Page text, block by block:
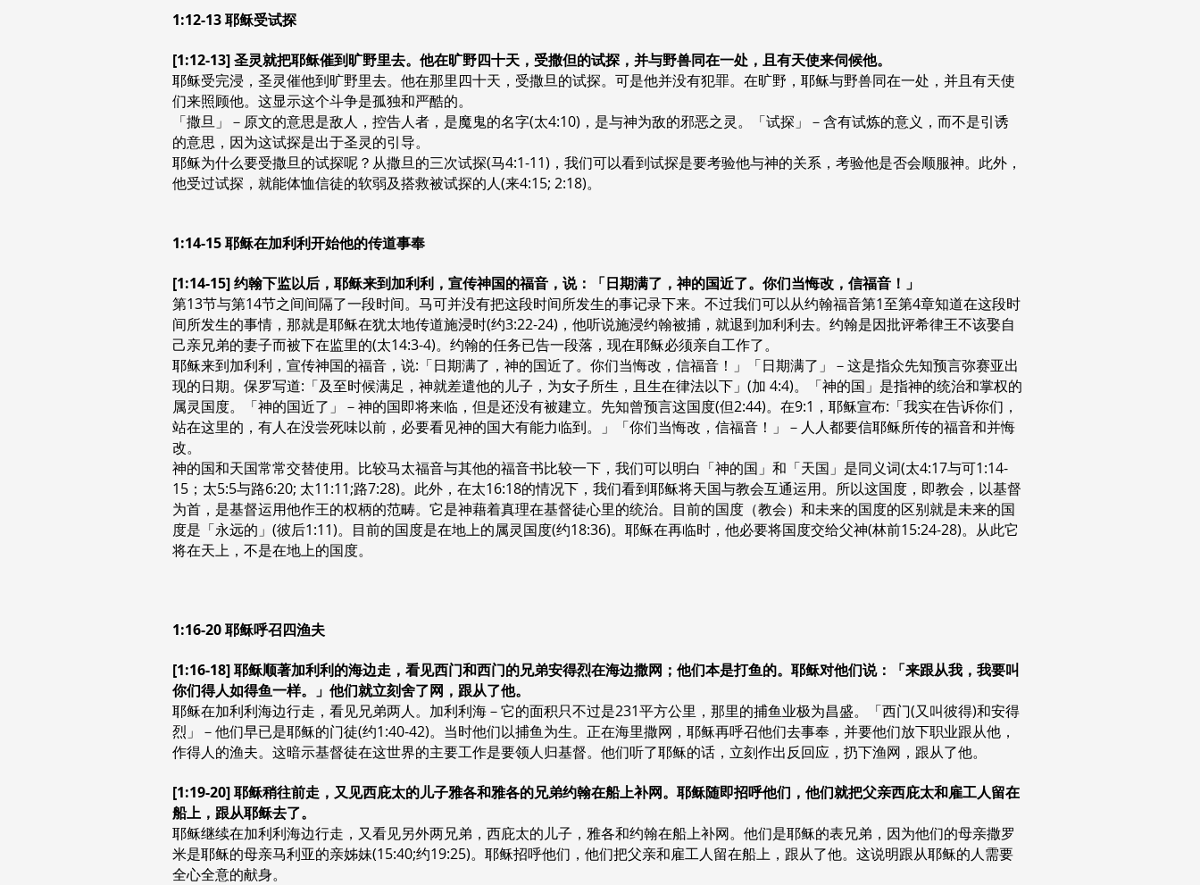
1:12-13 耶稣受试探
[1:12-13] 圣灵就把耶稣催到旷野里去。他在旷野四十天，受撒但的试探，并与野兽同在一处，且有天使来伺候他。
耶稣受完浸，圣灵催他到旷野里去。他在那里四十天，受撒旦的试探。可是他并没有犯罪。在旷野，耶稣与野兽同在一处，并且有天使
们来照顾他。这显示这个斗争是孤独和严酷的。
「撒旦」－原文的意思是敌人，控告人者，是魔鬼的名字(太4:10)，是与神为敌的邪恶之灵。「试探」－含有试炼的意义，而不是引诱
的意思，因为这试探是出于圣灵的引导。
耶稣为什么要受撒旦的试探呢？从撒旦的三次试探(马4:1-11)，我们可以看到试探是要考验他与神的关系，考验他是否会顺服神。此外，
他受过试探，就能体恤信徒的软弱及搭救被试探的人(来4:15; 2:18)。
1:14-15 耶稣在加利利开始他的传道事奉
[1:14-15] 约翰下监以后，耶稣来到加利利，宣传神国的福音，说：「日期满了，神的国近了。你们当悔改，信福音！」
第13节与第14节之间间隔了一段时间。马可并没有把这段时间所发生的事记录下来。不过我们可以从约翰福音第1至第4章知道在这段时
间所发生的事情，那就是耶稣在犹太地传道施浸时(约3:22-24)，他听说施浸约翰被捕，就退到加利利去。约翰是因批评希律王不该娶自
己亲兄弟的妻子而被下在监里的(太14:3-4)。约翰的任务已告一段落，现在耶稣必须亲自工作了。
耶稣来到加利利，宣传神国的福音，说:「日期满了，神的国近了。你们当悔改，信福音！」「日期满了」－这是指众先知预言弥赛亚出
现的日期。保罗写道:「及至时候满足，神就差遣他的儿子，为女子所生，且生在律法以下」(加 4:4)。「神的国」是指神的统治和掌权的
属灵国度。「神的国近了」－神的国即将来临，但是还没有被建立。先知曾预言这国度(但2:44)。在9:1，耶稣宣布:「我实在告诉你们，
站在这里的，有人在没尝死味以前，必要看见神的国大有能力临到。」「你们当悔改，信福音！」－人人都要信耶稣所传的福音和并悔
改。
神的国和天国常常交替使用。比较马太福音与其他的福音书比较一下，我们可以明白「神的国」和「天国」是同义词(太4:17与可1:14-
15；太5:5与路6:20; 太11:11;路7:28)。此外，在太16:18的情况下，我们看到耶稣将天国与教会互通运用。所以这国度，即教会，以基督
为首，是基督运用他作王的权柄的范畴。它是神藉着真理在基督徒心里的统治。目前的国度（教会）和未来的国度的区别就是未来的国
度是「永远的」(彼后1:11)。目前的国度是在地上的属灵国度(约18:36)。耶稣在再临时，他必要将国度交给父神(林前15:24-28)。从此它
将在天上，不是在地上的国度。
1:16-20 耶稣呼召四渔夫
[1:16-18] 耶稣顺著加利利的海边走，看见西门和西门的兄弟安得烈在海边撒网；他们本是打鱼的。耶稣对他们说：「来跟从我，我要叫
你们得人如得鱼一样。」他们就立刻舍了网，跟从了他。
耶稣在加利利海边行走，看见兄弟两人。加利利海－它的面积只不过是231平方公里，那里的捕鱼业极为昌盛。「西门(又叫彼得)和安得
烈」－他们早已是耶稣的门徒(约1:40-42)。当时他们以捕鱼为生。正在海里撒网，耶稣再呼召他们去事奉，并要他们放下职业跟从他，
作得人的渔夫。这暗示基督徒在这世界的主要工作是要领人归基督。他们听了耶稣的话，立刻作出反回应，扔下渔网，跟从了他。
[1:19-20] 耶稣稍往前走，又见西庇太的儿子雅各和雅各的兄弟约翰在船上补网。耶稣随即招呼他们，他们就把父亲西庇太和雇工人留在
船上，跟从耶稣去了。
耶稣继续在加利利海边行走，又看见另外两兄弟，西庇太的儿子，雅各和约翰在船上补网。他们是耶稣的表兄弟，因为他们的母亲撒罗
米是耶稣的母亲马利亚的亲姊妹(15:40;约19:25)。耶稣招呼他们，他们把父亲和雇工人留在船上，跟从了他。这说明跟从耶稣的人需要
全心全意的献身。